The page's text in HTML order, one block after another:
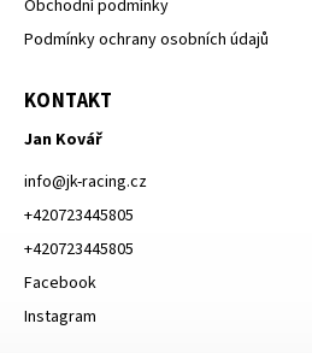
Obchodní podmínky
Podmínky ochrany osobních údajů
KONTAKT
Jan Kovář
info@jk-racing.cz
+420723445805
+420723445805
Facebook
Instagram